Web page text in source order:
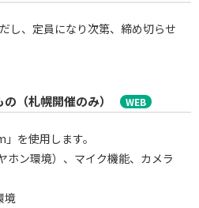
し、定員になり次第、締め切らせ
（札幌開催のみ） WEB
を使用します。
ホン環境）、マイク機能、カメラ
境